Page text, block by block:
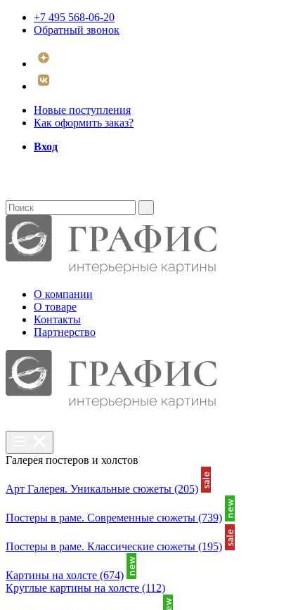
+7 495 568-06-20
Обратный звонок
Новые поступления
Как оформить заказ?
Вход
О компании
О товаре
Контакты
Партнерcтво
Галерея постеров и холстов
Арт Галерея. Уникальные сюжеты (205)
Постеры в раме. Современные сюжеты (739)
Постеры в раме. Классические сюжеты (195)
Картины на холсте (674)
Круглые картины на холсте (112)